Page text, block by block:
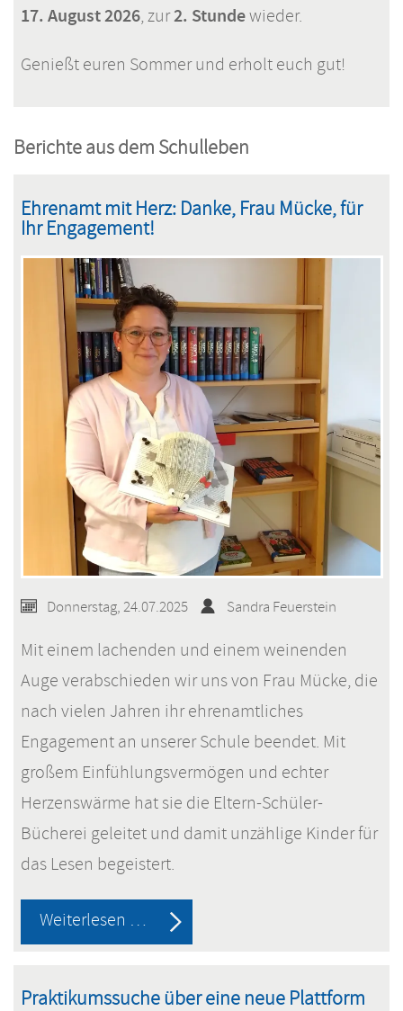
17. August 2026, zur2. Stundewieder.
Genießt euren Sommer und erholt euch gut!
Berichte aus dem Schulleben
Ehrenamt mit Herz: Danke, Frau Mücke, für
Ihr Engagement!
Donnerstag, 24.07.2025 Sandra Feuerstein
Mit einem lachenden und einem weinenden
Auge verabschieden wir uns von Frau Mücke, die
nach vielen Jahren ihr ehrenamtliches
Engagement an unserer Schule beendet. Mit
großem Einfühlungsvermögen und echter
Herzenswärme hat sie die Eltern-Schüler-
Bücherei geleitet und damit unzählige Kinder für
das Lesen begeistert.
Weiterlesen … Ehrenamt
mit
Praktikumssuche über eine neue Plattform